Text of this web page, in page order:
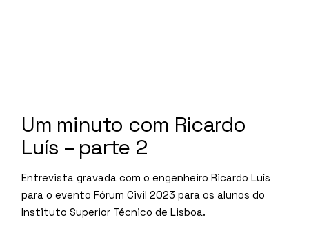
Um minuto com Ricardo
Luís – parte 2
Entrevista gravada com o engenheiro Ricardo Luís
para o evento Fórum Civil 2023 para os alunos do
Instituto Superior Técnico de Lisboa.